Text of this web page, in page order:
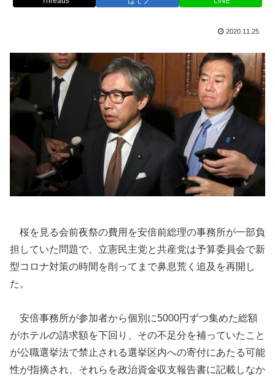
2020.11.25
桜を見る会前夜祭の費用を安倍前総理の事務所が一部負
担していた問題で、立憲民主党と共産党は予算委員会で新
型コロナ対策の時間を削ってまで鼻息荒く追及を再開し
た。
安倍事務所が参加者から個別に5000円ずつ集めた総額
がホテルの請求額を下回り、その不足分を補っていたこと
が公職選挙法で禁止される選挙区内への寄付にあたる可能
性が指摘され、それらを政治資金収支報告書に記載しなか